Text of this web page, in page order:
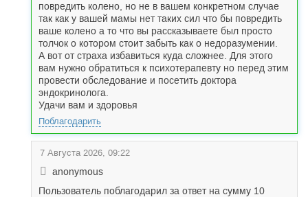
повредить колено, но не в вашем конкретном случае
так как у вашей мамы нет таких сил что бы повредить
ваше колено а то что вы рассказываете был просто
толчок о котором стоит забыть как о недоразумении.
А вот от страха избавиться куда сложнее. Для этого
вам нужно обратиться к психотерапевту но перед этим
провести обследование и посетить доктора
эндокринолога.
Удачи вам и здоровья
Поблагодарить
7 Августа 2026, 09:22
anonymous
Пользователь поблагодарил за ответ на сумму 10